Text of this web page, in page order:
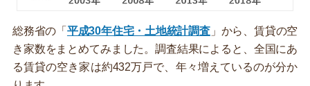
総務省の「 平成30年住宅・土地統計調査」から、賃貸の空
き家数をまとめてみました。調査結果によると、全国にあ
る賃貸の空き家は約432万戸で、年々増えているのが分か